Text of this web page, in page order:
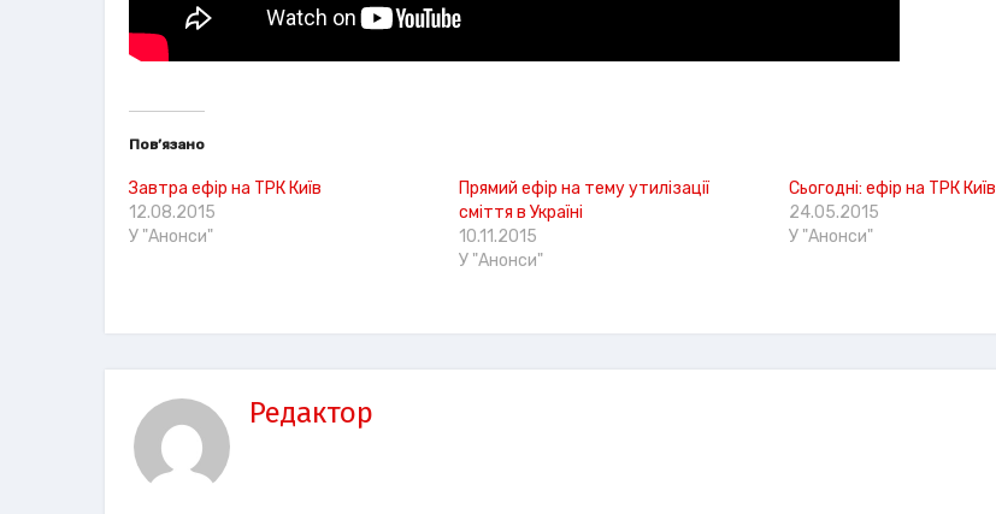
Пов’язано
Завтра ефір на ТРК Київ
12.08.2015
У "Анонси"
Прямий ефір на тему утилізації
сміття в Україні
10.11.2015
У "Анонси"
Сьогодні: ефір на ТРК Київ
24.05.2015
У "Анонси"
Редактор